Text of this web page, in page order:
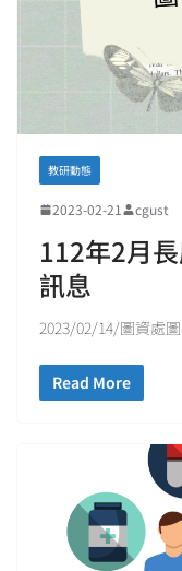
教研動態
2023-02-21 cgust
112年2月
訊息
2023/02/14/圖資處
Read More